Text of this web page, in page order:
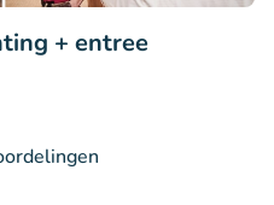
+ entree